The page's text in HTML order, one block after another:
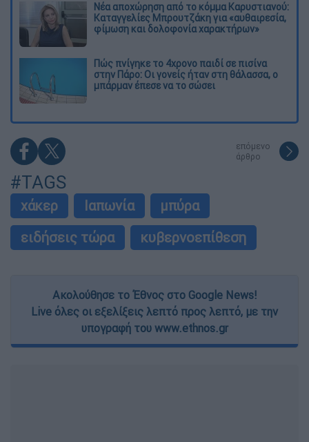
Νέα αποχώρηση από το κόμμα Καρυστιανού:
Καταγγελίες Μπρουτζάκη για «αυθαιρεσία,
φίμωση και δολοφονία χαρακτήρων»
Πώς πνίγηκε το 4χρονο παιδί σε πισίνα
στην Πάρο: Οι γονείς ήταν στη θάλασσα, ο
μπάρμαν έπεσε να το σώσει
επόμενο
άρθρο
#TAGS
χάκερ Ιαπωνία
μπύρα
ειδήσεις τώρα
κυβερνοεπίθεση
Ακολούθησε το Έθνος στο Google News!
Live όλες οι εξελίξεις λεπτό προς λεπτό, με την
υπογραφή του www.ethnos.gr